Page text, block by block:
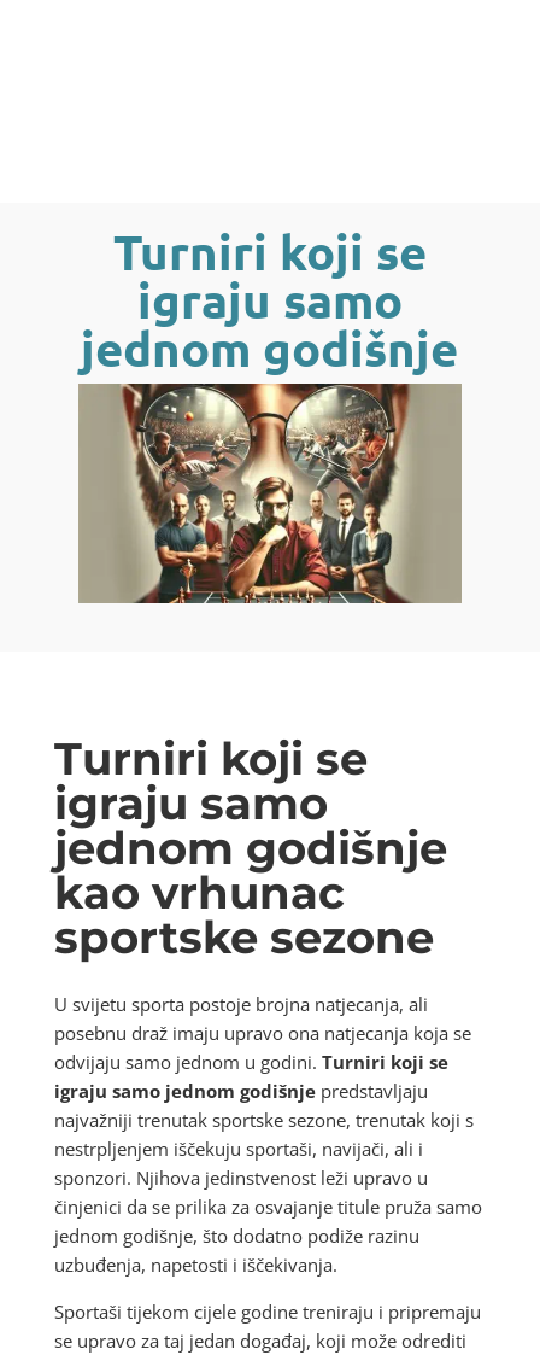
Turniri koji se
igraju samo
jednom godišnje
Turniri koji se
igraju samo
jednom godišnje
kao vrhunac
sportske sezone
U svijetu sporta postoje brojna natjecanja, ali
posebnu draž imaju upravo ona natjecanja koja se
odvijaju samo jednom u godini. Turniri koji se
igraju samo jednom godišnjepredstavljaju
najvažniji trenutak sportske sezone, trenutak koji s
nestrpljenjem iščekuju sportaši, navijači, ali i
sponzori. Njihova jedinstvenost leži upravo u
činjenici da se prilika za osvajanje titule pruža samo
jednom godišnje, što dodatno podiže razinu
uzbuđenja, napetosti i iščekivanja.
Sportaši tijekom cijele godine treniraju i pripremaju
se upravo za taj jedan događaj, koji može odrediti